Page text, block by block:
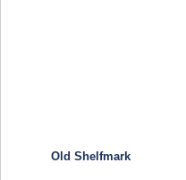
Old Shelfmark